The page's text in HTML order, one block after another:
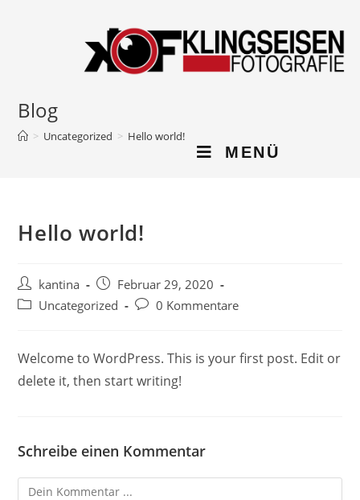
MENÜ
Blog
> Uncategorized > Hello world!
Hello world!
kantina
Februar 29, 2020
Uncategorized
0 Kommentare
Welcome to WordPress. This is your first post. Edit or
delete it, then start writing!
Schreibe einen Kommentar